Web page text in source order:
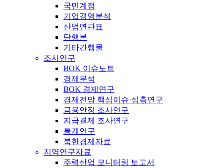
국민계정
기업경영분석
산업연관표
단행본
기타간행물
조사연구
BOK 이슈노트
경제분석
BOK 경제연구
경제전망 핵심이슈·심층연구
금융안정 조사연구
지급결제 조사연구
통계연구
북한경제자료
지역연구자료
주력산업 모니터링 보고서